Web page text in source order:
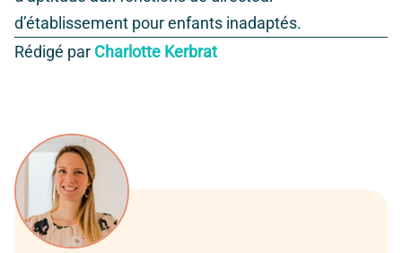
d’établissement pour enfants inadaptés.
Rédigé par Charlotte Kerbrat